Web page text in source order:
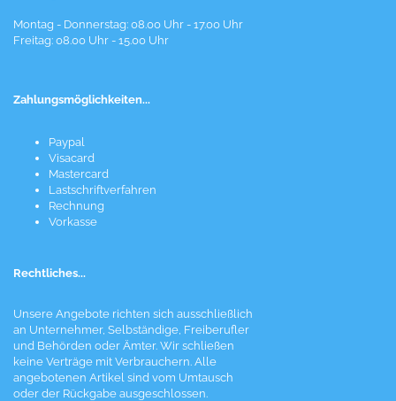
Montag - Donnerstag: 08.00 Uhr - 17.00 Uhr
Freitag: 08.00 Uhr - 15.00 Uhr
Zahlungsmöglichkeiten...
Paypal
Visacard
Mastercard
Lastschriftverfahren
Rechnung
Vorkasse
Rechtliches...
Unsere Angebote richten sich ausschließlich
an Unternehmer, Selbständige, Freiberufler
und Behörden oder Ämter. Wir schließen
keine Verträge mit Verbrauchern. Alle
angebotenen Artikel sind vom Umtausch
oder der Rückgabe ausgeschlossen.